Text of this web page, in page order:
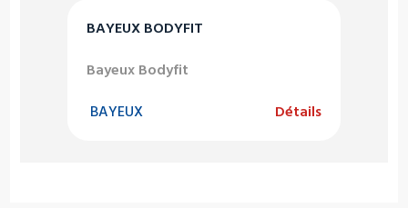
BAYEUX BODYFIT
Bayeux Bodyfit
BAYEUX Détails